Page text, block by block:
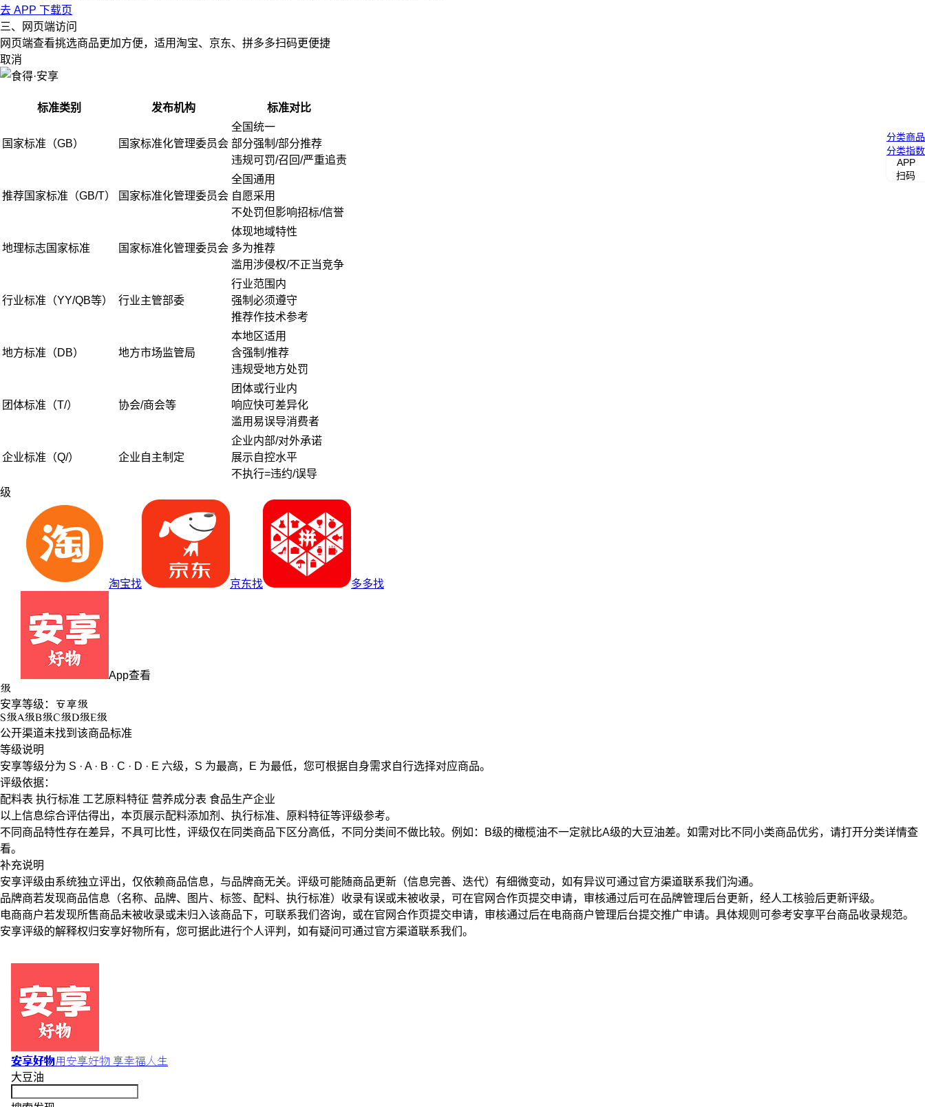
去 APP 下载页
三、网页端访问
网页端查看挑选商品更加方便，适用淘宝、京东、拼多多扫码更便捷
取消
标准类别 发布机构 标准对比
国家标准（GB） 国家标准化管理委员会
全国统一
部分强制/部分推荐
违规可罚/召回/严重追责
推荐国家标准（GB/T） 国家标准化管理委员会
全国通用
自愿采用
不处罚但影响招标/信誉
地理标志国家标准 国家标准化管理委员会
体现地域特性
多为推荐
滥用涉侵权/不正当竞争
行业标准（YY/QB等） 行业主管部委
行业范围内
强制必须遵守
推荐作技术参考
地方标准（DB） 地方市场监管局
本地区适用
含强制/推荐
违规受地方处罚
团体标准（T/） 协会/商会等
团体或行业内
响应快可差异化
滥用易误导消费者
企业标准（Q/） 企业自主制定
企业内部/对外承诺
展示自控水平
不执行=违约/误导
级
淘宝找 京东找 多多找
App查看
级
安享等级： 安享级
S级A级B级C级D级E级
公开渠道未找到该商品标准
等级说明
安享等级分为 S · A · B · C · D · E 六级， S 为最高， E 为最低，您可根据自身需求自行选择对应商品。
评级依据：
配料表 执行标准 工艺原料特征 营养成分表 食品生产企业
以上信息综合评估得出，本页展示配料添加剂 、 执行标准、 原料特征等评级参考。
不同商品特性存在差异，不具可比性，评级仅在 同类商品下区分高低，不同分类间不做比较。例如：B级的橄榄油不一定就比A级的大豆油差。如需对比不同小类商品优劣，请打开分类详情查
看。
补充说明
安享评级由系统独立评出，仅依赖商品信息， 与品牌商无关。评级可能随商品更新（信息完善、迭代）有细微变动，如有异议可通过官方渠道联系我们沟通。
品牌商若发现商品信息（名称、品牌、图片、标签、配料、执行标准）收录有误或未被收录，可在官网合作页提交申请，审核通过后可在品牌管理后台更新，经人工核验后更新评级。
电商商户若发现所售商品未被收录或未归入该商品下，可联系我们咨询，或在官网合作页提交申请，审核通过后在电商商户管理后台提交推广申请。具体规则可参考安享平台商品收录规范。
安享评级的解释权归安享好物所有，您可据此进行个人评判，如有疑问可通过官方渠道联系我们。
安享好物用安享好物 享幸福人生
大豆油
分类商品
分类指数
APP
扫码